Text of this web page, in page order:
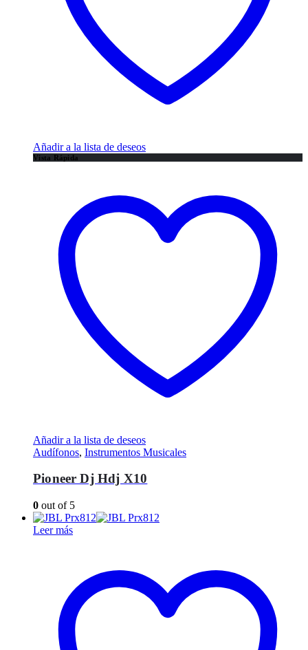
Añadir a la lista de deseos
Vista Rápida
Añadir a la lista de deseos
Audífonos, Instrumentos Musicales
Pioneer Dj Hdj X10
0 out of 5
Leer más